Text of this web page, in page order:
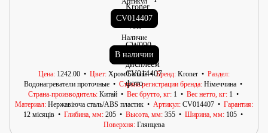
CV014407
Наличие
В наличии
Цена 1242.00 Цвет Хром/Белый Бренд Kroner
Раздел
Водонагреватели проточные
Страна регистрации бренда Німеччина
Страна-производитель Китай Вес брутто, кг 1 Вес нетто, кг 1
Материал Нержавіюча сталь/АВS пластик Артикул CV014407
Гарантия
12 місяців
Глибина, мм 205 Высота, мм 355 Ширина, мм 105
Поверхня Глянцева